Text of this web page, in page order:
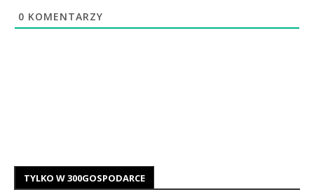
0 KOMENTARZY
TYLKO W 300GOSPODARCE